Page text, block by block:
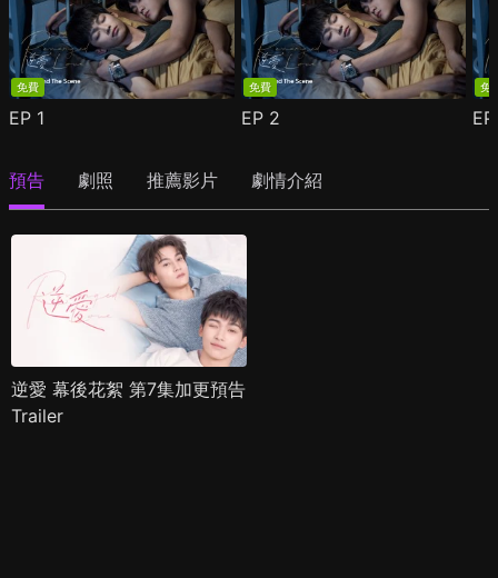
免費
EP 1
免費
EP 2
免
預告 劇照 推薦影片 劇情介紹
逆愛 幕後花絮 第7集加更預告
Trailer